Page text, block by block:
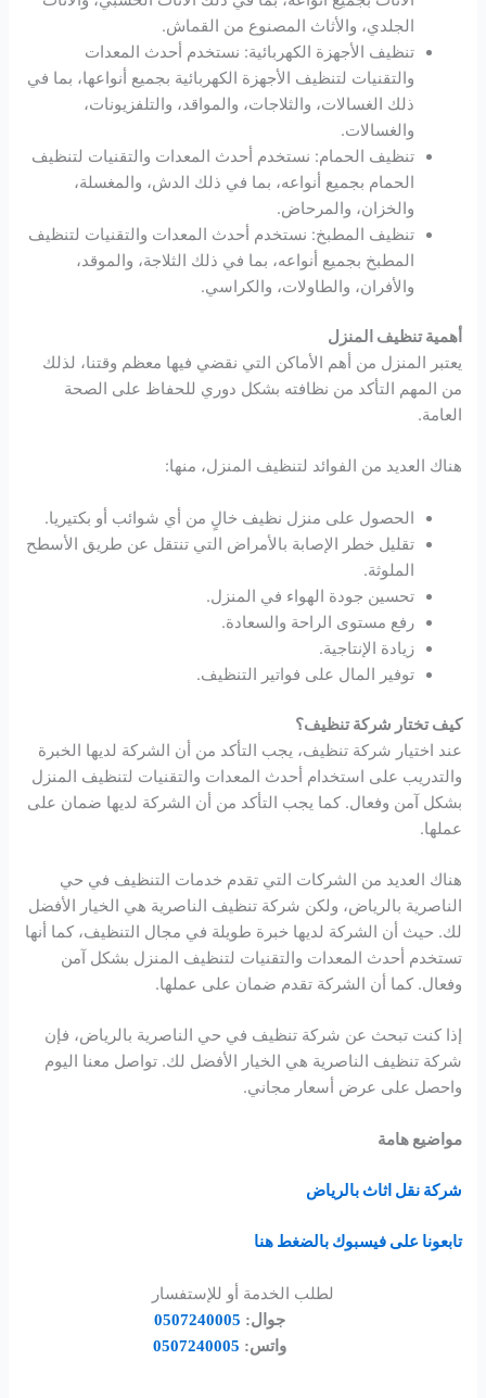
الجلدي، والأثاث المصنوع من القماش.
تنظيف الأجهزة الكهربائية: نستخدم أحدث المعدات
والتقنيات لتنظيف الأجهزة الكهربائية بجميع أنواعها، بما في
ذلك الغسالات، والثلاجات، والمواقد، والتلفزيونات،
والغسالات.
تنظيف الحمام: نستخدم أحدث المعدات والتقنيات لتنظيف
الحمام بجميع أنواعه، بما في ذلك الدش، والمغسلة،
والخزان، والمرحاض.
تنظيف المطبخ: نستخدم أحدث المعدات والتقنيات لتنظيف
المطبخ بجميع أنواعه، بما في ذلك الثلاجة، والموقد،
والأفران، والطاولات، والكراسي.
أهمية تنظيف المنزل
يعتبر المنزل من أهم الأماكن التي نقضي فيها معظم وقتنا، لذلك
من المهم التأكد من نظافته بشكل دوري للحفاظ على الصحة
العامة.
هناك العديد من الفوائد لتنظيف المنزل، منها:
الحصول على منزل نظيف خالٍ من أي شوائب أو بكتيريا.
تقليل خطر الإصابة بالأمراض التي تنتقل عن طريق الأسطح
الملوثة.
تحسين جودة الهواء في المنزل.
رفع مستوى الراحة والسعادة.
زيادة الإنتاجية.
توفير المال على فواتير التنظيف.
كيف تختار شركة تنظيف؟
عند اختيار شركة تنظيف، يجب التأكد من أن الشركة لديها الخبرة
والتدريب على استخدام أحدث المعدات والتقنيات لتنظيف المنزل
بشكل آمن وفعال. كما يجب التأكد من أن الشركة لديها ضمان على
عملها.
هناك العديد من الشركات التي تقدم خدمات التنظيف في حي
الناصرية بالرياض، ولكن شركة تنظيف الناصرية هي الخيار الأفضل
لك. حيث أن الشركة لديها خبرة طويلة في مجال التنظيف، كما أنها
تستخدم أحدث المعدات والتقنيات لتنظيف المنزل بشكل آمن
وفعال. كما أن الشركة تقدم ضمان على عملها.
إذا كنت تبحث عن شركة تنظيف في حي الناصرية بالرياض، فإن
شركة تنظيف الناصرية هي الخيار الأفضل لك. تواصل معنا اليوم
واحصل على عرض أسعار مجاني.
مواضيع هامة
شركة نقل اثاث بالرياض
تابعونا على فيسبوك بالضغط هنا
لطلب الخدمة أو للإستفسار
جوال:0507240005
واتس:0507240005